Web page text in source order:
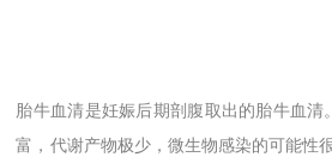
胎牛血清是妊娠后期剖腹取出的胎牛血
富，代谢产物极少，微生物感染的可能性